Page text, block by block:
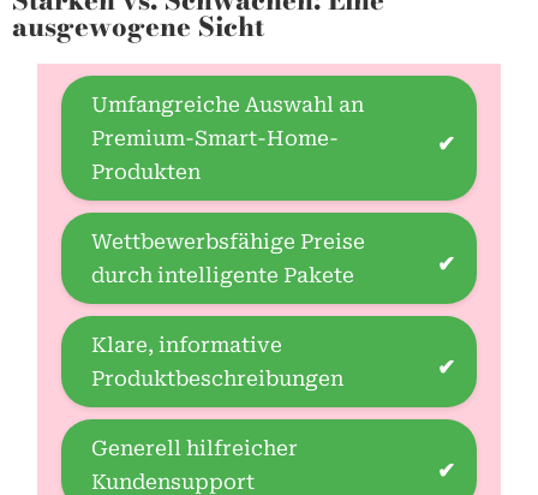
ausgewogene Sicht
Umfangreiche Auswahl an
Premium-Smart-Home-
Produkten
✔
Wettbewerbsfähige Preise
durch intelligente Pakete
✔
Klare, informative
Produktbeschreibungen
✔
Generell hilfreicher
Kundensupport
✔